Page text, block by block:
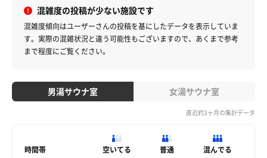
混雑度の投稿が少ない施設です
混雑度傾向はユーザーさんの投稿を基にしたデータを表示していま
す。 実際の混雑状況と違う可能性もございますので、あくまで参考
まで程度にご覧ください。
男湯サウナ室 女湯サウナ室
直近約3ヶ月の集計データ
時間帯 空いてる 普通 混んでる